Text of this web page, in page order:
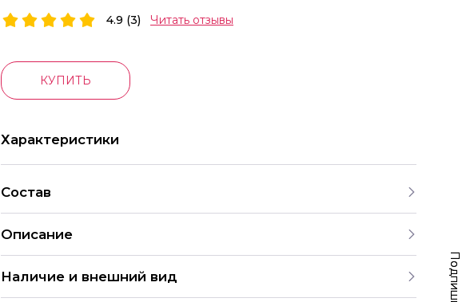
4.9 (3) Читать отзывы
КУПИТЬ
Характеристики
Состав
Описание
Наличие и внешний вид